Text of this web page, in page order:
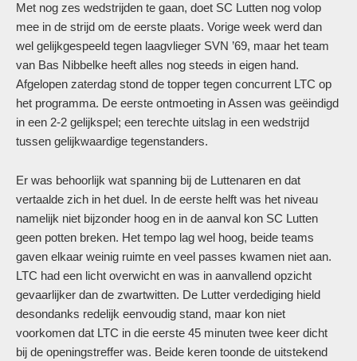
Met nog zes wedstrijden te gaan, doet SC Lutten nog volop
mee in de strijd om de eerste plaats. Vorige week werd dan
wel gelijkgespeeld tegen laagvlieger SVN ’69, maar het team
van Bas Nibbelke heeft alles nog steeds in eigen hand.
Afgelopen zaterdag stond de topper tegen concurrent LTC op
het programma. De eerste ontmoeting in Assen was geëindigd
in een 2-2 gelijkspel; een terechte uitslag in een wedstrijd
tussen gelijkwaardige tegenstanders.
Er was behoorlijk wat spanning bij de Luttenaren en dat
vertaalde zich in het duel. In de eerste helft was het niveau
namelijk niet bijzonder hoog en in de aanval kon SC Lutten
geen potten breken. Het tempo lag wel hoog, beide teams
gaven elkaar weinig ruimte en veel passes kwamen niet aan.
LTC had een licht overwicht en was in aanvallend opzicht
gevaarlijker dan de zwartwitten. De Lutter verdediging hield
desondanks redelijk eenvoudig stand, maar kon niet
voorkomen dat LTC in die eerste 45 minuten twee keer dicht
bij de openingstreffer was. Beide keren toonde de uitstekend